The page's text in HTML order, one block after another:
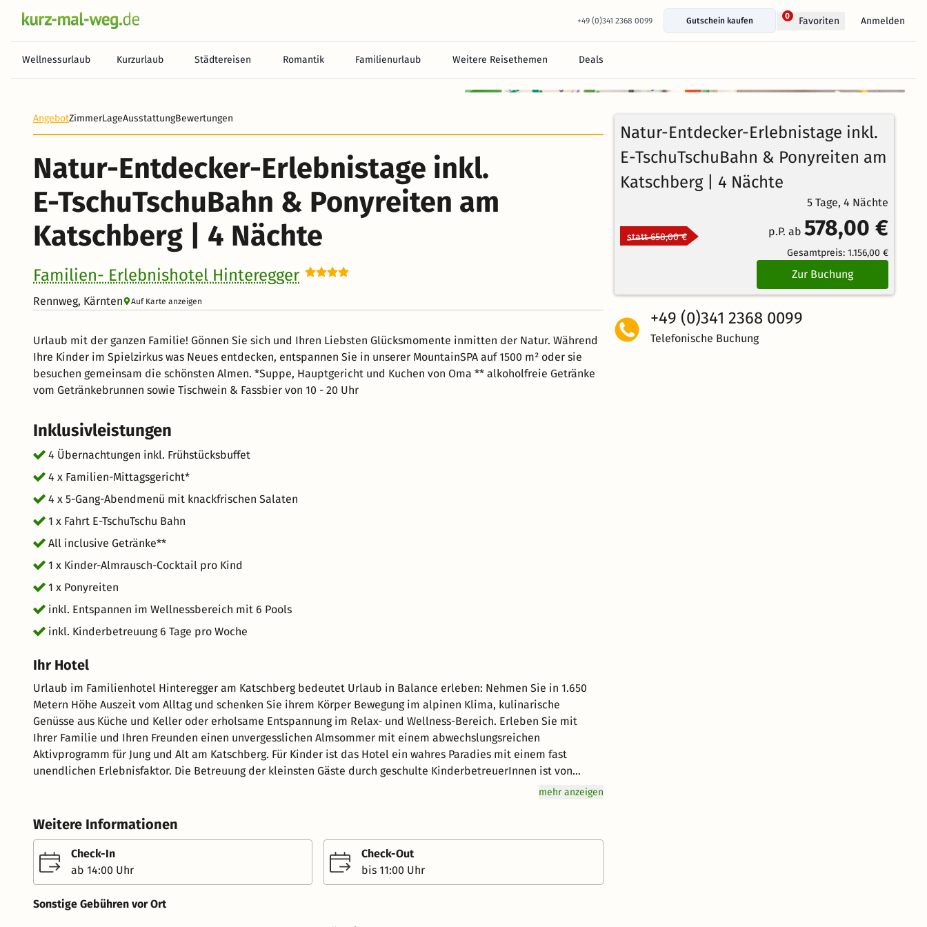
+49 (0)341 2368 0099 Gutschein kaufen
0 Favoriten Anmelden
Wellnessurlaub Kurzurlaub Städtereisen Romantik Familienurlaub Weitere Reisethemen Deals
Heute noch keine Zahlung erforderlich! Zahlen Sie bequem im Hotel.
Bewertungen
Ausgezeichnet
AngebotZimmerLageAusstattungBewertungen
Natur-Entdecker-Erlebnistage inkl.
E-TschuTschuBahn & Ponyreiten am
Katschberg | 4 Nächte
Familien- Erlebnishotel Hinteregger
Rennweg, Kärnten Auf Karte anzeigen
Urlaub mit der ganzen Familie! Gönnen Sie sich und Ihren Liebsten Glücksmomente inmitten der Natur. Während
Ihre Kinder im Spielzirkus was Neues entdecken, entspannen Sie in unserer MountainSPA auf 1500 m² oder sie
besuchen gemeinsam die schönsten Almen. *Suppe, Hauptgericht und Kuchen von Oma ** alkoholfreie Getränke
vom Getränkebrunnen sowie Tischwein & Fassbier von 10 - 20 Uhr
Inklusivleistungen
4 Übernachtungen inkl. Frühstücksbuffet
4 x Familien-Mittagsgericht*
4 x 5-Gang-Abendmenü mit knackfrischen Salaten
1 x Fahrt E-TschuTschu Bahn
All inclusive Getränke**
1 x Kinder-Almrausch-Cocktail pro Kind
1 x Ponyreiten
inkl. Entspannen im Wellnessbereich mit 6 Pools
inkl. Kinderbetreuung 6 Tage pro Woche
Ihr Hotel
Urlaub im Familienhotel Hinteregger am Katschberg bedeutet Urlaub in Balance erleben: Nehmen Sie in 1.650
Metern Höhe Auszeit vom Alltag und schenken Sie ihrem Körper Bewegung im alpinen Klima, kulinarische
Genüsse aus Küche und Keller oder erholsame Entspannung im Relax- und Wellness-Bereich. Erleben Sie mit
Ihrer Familie und Ihren Freunden einen unvergesslichen Almsommer mit einem abwechslungsreichen
Aktivprogramm für Jung und Alt am Katschberg. Für Kinder ist das Hotel ein wahres Paradies mit einem fast
unendlichen Erlebnisfaktor. Die Betreuung der kleinsten Gäste durch geschulte KinderbetreuerInnen ist von
Sonntag bis Freitag jeweils von 09.00 bis 18.00 Uhr ebenso kostenlos, wie die Benutzung der Krabbelstube. Das
Personen, Familienzimmer 3-4 Personen und natürlich unsere Appartementzimmer mit 2 getrennten
Schlafräumen für 4-5 Personen. Ausstattung der Zimmer: Bad oder Dusche/WC, Telefon, SAT-TV, Radio und
kuscheliger Bademantel für die Erwachsenen. Kulinarik vom Feinsten wäre zunächst das ausgedehnte und
vielfältige Frühstücksbuffet. Wer schon zu Mittag wieder hungrig ist, auf den wartet unser Mittagssnack und am
Nachmittag gibt es für alle "Siassn" einen Strudel oder Kuchen. Der kulinarische Höhepunkt des Tages ist das
Abendessen. Dabei werden vor Ihren Augen in der Schauküche köstliche Spezialitäten zubereitet; so etwa
mehr anzeigen
Weitere Informationen
Check-In
ab 14:00 Uhr
Check-Out
bis 11:00 Uhr
Sonstige Gebühren vor Ort
Natur-Entdecker-Erlebnistage inkl.
E-TschuTschuBahn & Ponyreiten am
Katschberg | 4 Nächte
5 Tage, 4 Nächte
statt 658,00 € p.P. ab 578,00 €
Gesamtpreis: 1.156,00 €
Zur Buchung
+49 (0)341 2368 0099
Telefonische Buchung